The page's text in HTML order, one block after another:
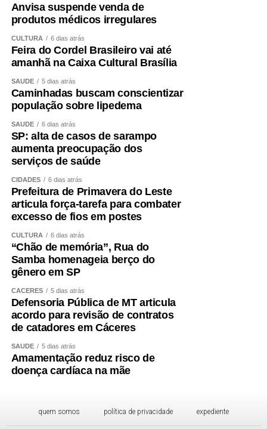
Anvisa suspende venda de
produtos médicos irregulares
CULTURA 6 dias atrás
Feira do Cordel Brasileiro vai até
amanhã na Caixa Cultural Brasília
SAÚDE 5 dias atrás
Caminhadas buscam conscientizar
população sobre lipedema
SAÚDE 6 dias atrás
SP: alta de casos de sarampo
aumenta preocupação dos
serviços de saúde
CIDADES 6 dias atrás
Prefeitura de Primavera do Leste
articula força-tarefa para combater
excesso de fios em postes
CULTURA 6 dias atrás
“Chão de memória”, Rua do
Samba homenageia berço do
gênero em SP
CÁCERES 5 dias atrás
Defensoria Pública de MT articula
acordo para revisão de contratos
de catadores em Cáceres
SAÚDE 5 dias atrás
Amamentação reduz risco de
doença cardíaca na mãe
quem somos política de privacidade expediente